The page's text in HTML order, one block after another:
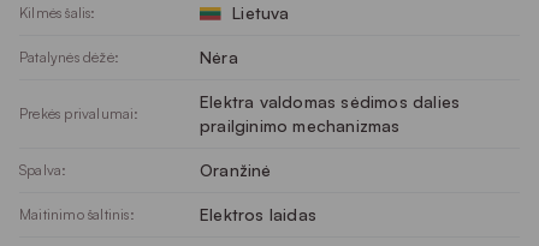
Kilmės šalis: Lietuva
Patalynės dėžė: Nėra
Prekės privalumai:
Elektra valdomas sėdimos dalies
prailginimo mechanizmas
Spalva: Oranžinė
Maitinimo šaltinis: Elektros laidas